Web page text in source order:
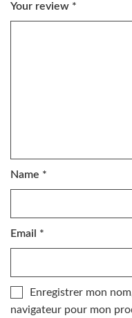
Your review *
Name *
Email *
Enregistrer mon
navigateur pour mon